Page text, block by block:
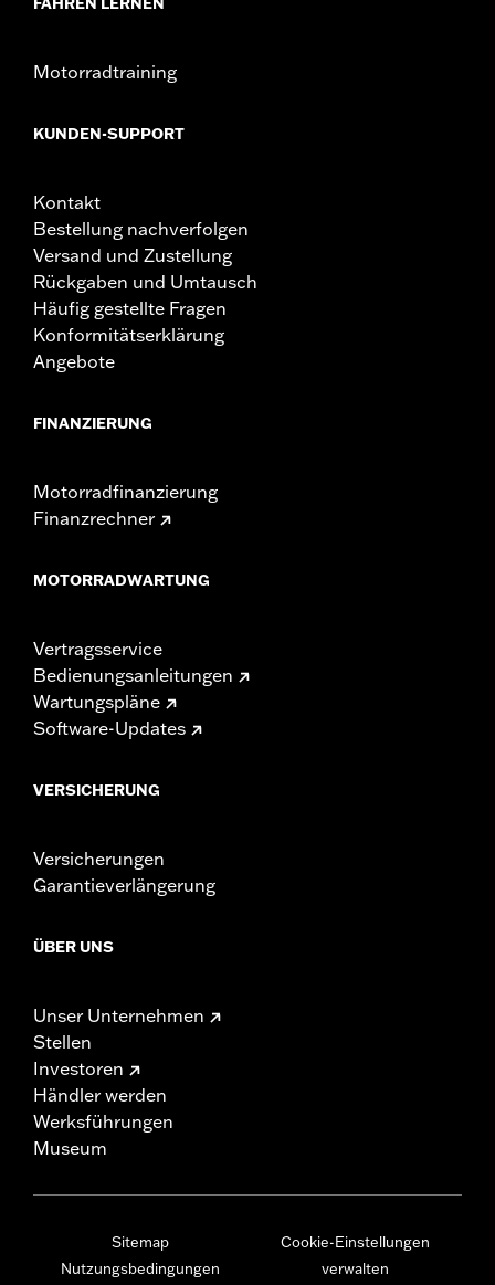
Motorradtraining
KUNDEN-SUPPORT
Kontakt
Bestellung nachverfolgen
Versand und Zustellung
Rückgaben und Umtausch
Häufig gestellte Fragen
Konformitätserklärung
Angebote
FINANZIERUNG
Motorradfinanzierung
Finanzrechner
MOTORRADWARTUNG
Vertragsservice
Bedienungsanleitungen
Wartungspläne
Software-Updates
VERSICHERUNG
Versicherungen
Garantieverlängerung
ÜBER UNS
Unser Unternehmen
Stellen
Investoren
Händler werden
Werksführungen
Museum
Sitemap
Nutzungsbedingungen
Cookie-Einstellungen
verwalten